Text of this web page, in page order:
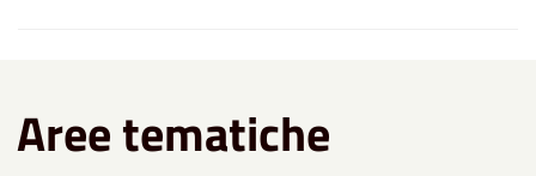
Aree tematiche